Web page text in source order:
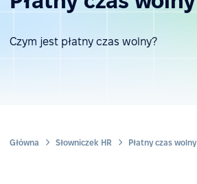
Czym jest płatny czas wolny?
Główna Słowniczek HR Płatny czas wolny